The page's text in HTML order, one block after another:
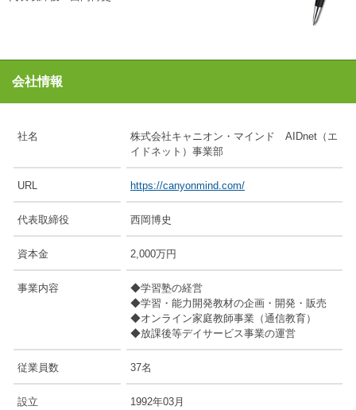
会社情報
社名
株式会社キャニオン・マインド AIDnet（エ
イドネット）事業部
URL https://canyonmind.com/
代表取締役 西岡博史
資本金 2,000万円
事業内容
◆学習塾の経営
◆学習・能力開発教材の企画・開発・販売
◆オンライン家庭教師事業（通信教育）
◆放課後等デイサービス事業の運営
従業員数 37名
設立 1992年03月